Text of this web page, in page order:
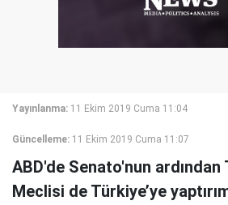
Yayınlanma: 11 Ekim 2019 Cuma 11:04
Güncelleme: 11 Ekim 2019 Cuma 11:07
ABD'de Senato'nun
Meclisi de Türkiye’ye